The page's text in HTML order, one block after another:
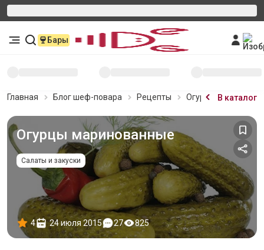
Бары
Главная Блог шеф-повара Рецепты Огурцы В каталог
Огурцы маринованные
Салаты и закуски
4 24 июля 2015 27 825